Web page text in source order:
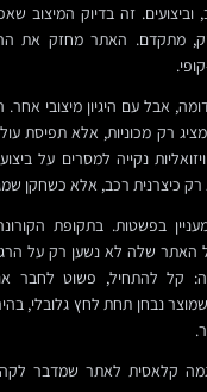
וביצועים. זה בדיוק המיצוב
מתקדם. האתר מחזק את
אבל עם היגיון מיצובי
מציג רק מכוניות, אלא תפיסת
נקייה למסרים על
כיצרנית רכב, אלא כשחקן
בפשטות. בתקופת
האתר שלה לא נשען רק על
קל להתחיל, פשוט לחבר
נבחן תחת לחץ גלובלי,
קלאסית לאתר שמדבר